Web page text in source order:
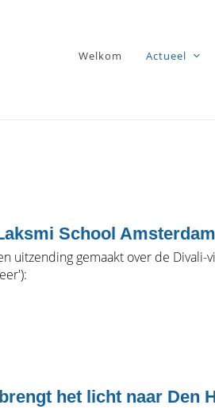
Welkom Actueel
School Amsterdam
uitzending gemaakt over de
het licht naar Den